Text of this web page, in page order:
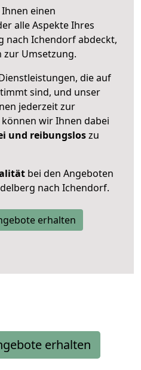
einen
alle Aspekte Ihres
nach Ichendorf abdeckt,
zur Umsetzung.
die auf
sind, und unser
jederzeit zur
wir Ihnen dabei
und reibungsloszu
bei den Angeboten
nach Ichendorf.
erhalten
erhalten